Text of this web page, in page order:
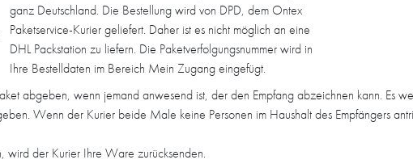
ganz Deutschland. Die Bestellung wird von DPD, dem Ontex
Paketservice-Kurier geliefert. Daher ist es nicht möglich an eine
DHL Packstation zu liefern. Die Paketverfolgungsnummer wird in
Ihre Bestelldaten im Bereich Mein Zugang eingefügt.
abgeben, wenn jemand anwesend ist, der den Empfang abzeichnen kann. Es
Wenn der Kurier beide Male keine Personen im Haushalt des Empfängers
wird der Kurier Ihre Ware zurücksenden.